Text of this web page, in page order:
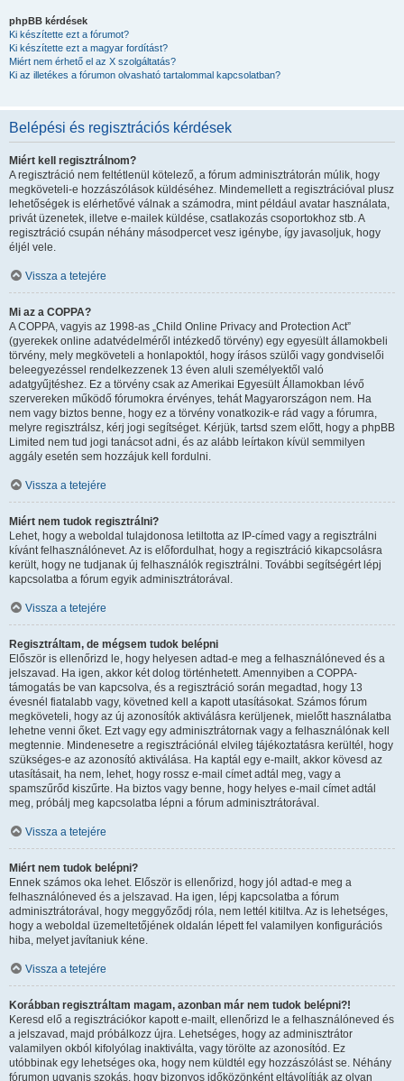
phpBB kérdések
Ki készítette ezt a fórumot?
Ki készítette ezt a magyar fordítást?
Miért nem érhető el az X szolgáltatás?
Ki az illetékes a fórumon olvasható tartalommal kapcsolatban?
Belépési és regisztrációs kérdések
Miért kell regisztrálnom?
A regisztráció nem feltétlenül kötelező, a fórum adminisztrátorán múlik, hogy
megköveteli-e hozzászólások küldéséhez. Mindemellett a regisztrációval plusz
lehetőségek is elérhetővé válnak a számodra, mint például avatar használata,
privát üzenetek, illetve e-mailek küldése, csatlakozás csoportokhoz stb. A
regisztráció csupán néhány másodpercet vesz igénybe, így javasoljuk, hogy
éljél vele.
Vissza a tetejére
Mi az a COPPA?
A COPPA, vagyis az 1998-as „Child Online Privacy and Protection Act”
(gyerekek online adatvédelméről intézkedő törvény) egy egyesült államokbeli
törvény, mely megköveteli a honlapoktól, hogy írásos szülői vagy gondviselői
beleegyezéssel rendelkezzenek 13 éven aluli személyektől való
adatgyűjtéshez. Ez a törvény csak az Amerikai Egyesült Államokban lévő
szervereken működő fórumokra érvényes, tehát Magyarországon nem. Ha
nem vagy biztos benne, hogy ez a törvény vonatkozik-e rád vagy a fórumra,
melyre regisztrálsz, kérj jogi segítséget. Kérjük, tartsd szem előtt, hogy a phpBB
Limited nem tud jogi tanácsot adni, és az alább leírtakon kívül semmilyen
aggály esetén sem hozzájuk kell fordulni.
Vissza a tetejére
Miért nem tudok regisztrálni?
Lehet, hogy a weboldal tulajdonosa letiltotta az IP-címed vagy a regisztrálni
kívánt felhasználónevet. Az is előfordulhat, hogy a regisztráció kikapcsolásra
került, hogy ne tudjanak új felhasználók regisztrálni. További segítségért lépj
kapcsolatba a fórum egyik adminisztrátorával.
Vissza a tetejére
Regisztráltam, de mégsem tudok belépni
Először is ellenőrizd le, hogy helyesen adtad-e meg a felhasználóneved és a
jelszavad. Ha igen, akkor két dolog történhetett. Amennyiben a COPPA-
támogatás be van kapcsolva, és a regisztráció során megadtad, hogy 13
évesnél fiatalabb vagy, követned kell a kapott utasításokat. Számos fórum
megköveteli, hogy az új azonosítók aktiválásra kerüljenek, mielőtt használatba
lehetne venni őket. Ezt vagy egy adminisztrátornak vagy a felhasználónak kell
megtennie. Mindenesetre a regisztrációnál elvileg tájékoztatásra kerültél, hogy
szükséges-e az azonosító aktiválása. Ha kaptál egy e-mailt, akkor kövesd az
utasításait, ha nem, lehet, hogy rossz e-mail címet adtál meg, vagy a
spamszűrőd kiszűrte. Ha biztos vagy benne, hogy helyes e-mail címet adtál
meg, próbálj meg kapcsolatba lépni a fórum adminisztrátorával.
Vissza a tetejére
Miért nem tudok belépni?
Ennek számos oka lehet. Először is ellenőrizd, hogy jól adtad-e meg a
felhasználóneved és a jelszavad. Ha igen, lépj kapcsolatba a fórum
adminisztrátorával, hogy meggyőződj róla, nem lettél kitiltva. Az is lehetséges,
hogy a weboldal üzemeltetőjének oldalán lépett fel valamilyen konfigurációs
hiba, melyet javítaniuk kéne.
Vissza a tetejére
Korábban regisztráltam magam, azonban már nem tudok belépni?!
Keresd elő a regisztrációkor kapott e-mailt, ellenőrizd le a felhasználóneved és
a jelszavad, majd próbálkozz újra. Lehetséges, hogy az adminisztrátor
valamilyen okból kifolyólag inaktiválta, vagy törölte az azonosítód. Ez
utóbbinak egy lehetséges oka, hogy nem küldtél egy hozzászólást se. Néhány
fórumon ugyanis szokás, hogy bizonyos időközönként eltávolítják az olyan